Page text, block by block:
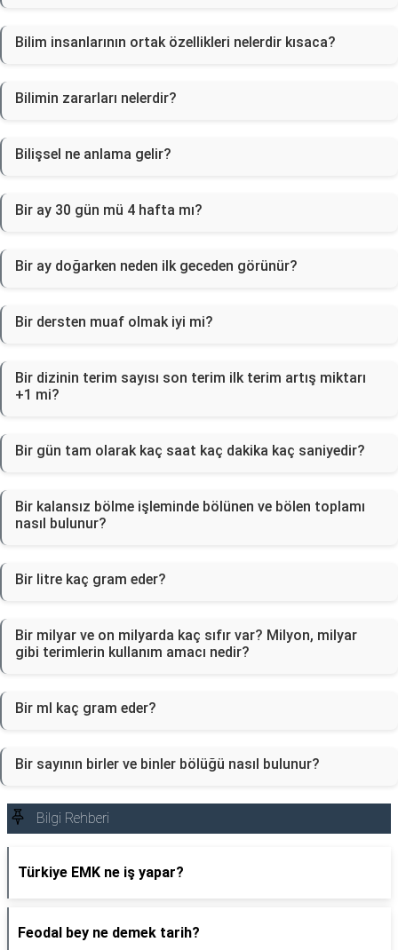
Bilim insanlarının ortak özellikleri nelerdir kısaca?
Bilimin zararları nelerdir?
Bilişsel ne anlama gelir?
Bir ay 30 gün mü 4 hafta mı?
Bir ay doğarken neden ilk geceden görünür?
Bir dersten muaf olmak iyi mi?
Bir dizinin terim sayısı son terim ilk terim artış miktarı
+1 mi?
Bir gün tam olarak kaç saat kaç dakika kaç saniyedir?
Bir kalansız bölme işleminde bölünen ve bölen toplamı
nasıl bulunur?
Bir litre kaç gram eder?
Bir milyar ve on milyarda kaç sıfır var? Milyon, milyar
gibi terimlerin kullanım amacı nedir?
Bir ml kaç gram eder?
Bir sayının birler ve binler bölüğü nasıl bulunur?
Bilgi Rehberi
Türkiye EMK ne iş yapar?
Feodal bey ne demek tarih?